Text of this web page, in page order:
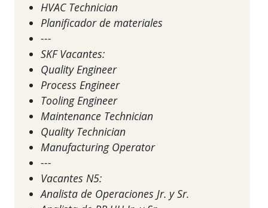
HVAC Technician
Planificador de materiales
---
SKF Vacantes:
Quality Engineer
Process Engineer
Tooling Engineer
Maintenance Technician
Quality Technician
Manufacturing Operator
---
Vacantes N5:
Analista de Operaciones Jr. y Sr.